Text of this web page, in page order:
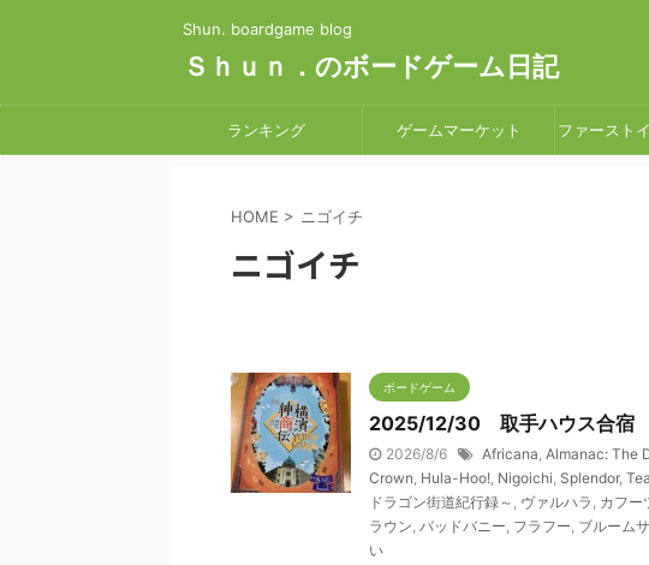
Shun. boardgame blog
Ｓｈｕｎ．のボードゲーム日記
ランキング ゲームマーケット ファースト
HOME > ニゴイチ
ニゴイチ
ボードゲーム
2025/12/30 取手ハウス合宿
2026/8/6 Africana, Almanac: The
Crown, Hula-Hoo!, Nigoichi, Splendor,
ドラゴン街道紀行録～ , ヴァルハラ , カフー
ラウン, バッドバニー, フラフー, ブルーム
い